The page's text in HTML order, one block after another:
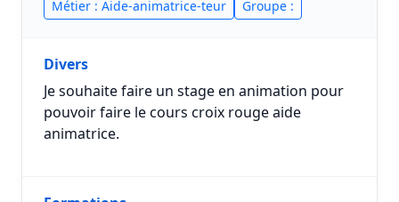
Métier : Aide-animatrice-teur
Groupe :
Divers
Je souhaite faire un stage en animation pour
pouvoir faire le cours croix rouge aide
animatrice.